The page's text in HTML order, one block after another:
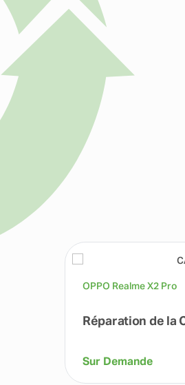
OPPO Realme X2 Pro
Réparation de la
Sur Demande